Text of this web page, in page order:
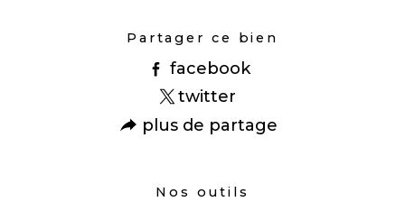
Partager ce bien
facebook
twitter
plus de partage
Nos outils